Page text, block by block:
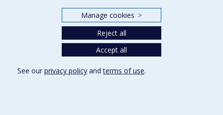
Manage cookies >
Reject all
Accept all
See our privacy policy andterms of use.